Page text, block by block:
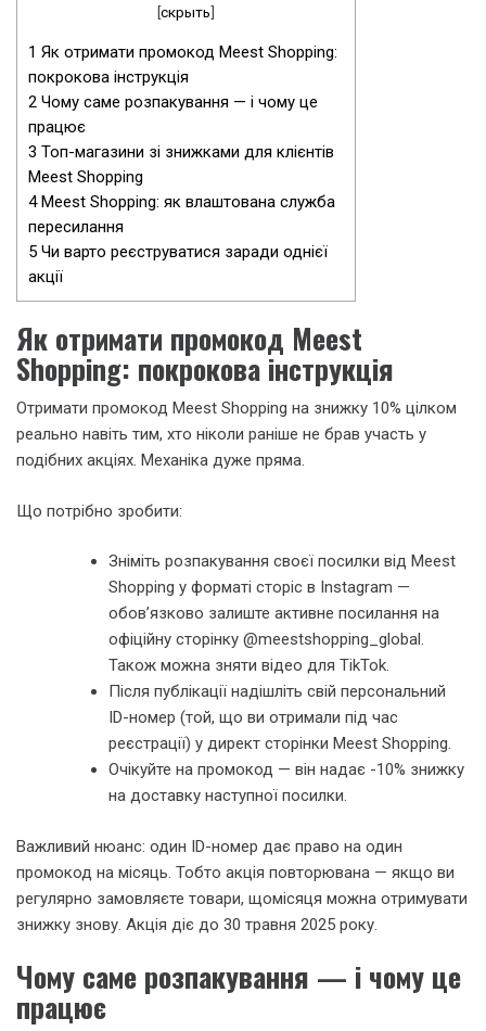
[скрыть]
1 Як отримати промокод Meest Shopping:
покрокова інструкція
2 Чому саме розпакування — і чому це
працює
3 Топ-магазини зі знижками для клієнтів
Meest Shopping
4Meest Shopping: як влаштована служба
пересилання
5 Чи варто реєструватися заради однієї
акції
Як отримати промокод Meest
Shopping: покрокова інструкція
Отримати промокод Meest Shopping на знижку 10% цілком
реально навіть тим, хто ніколи раніше не брав участь у
подібних акціях. Механіка дуже пряма.
Що потрібно зробити:
Зніміть розпакування своєї посилки від Meest
Shopping у форматі сторіс в Instagram —
обов’язково залиште активне посилання на
офіційну сторінку @meestshopping_global.
Також можна зняти відео для TikTok.
Після публікації надішліть свій персональний
ID-номер (той, що ви отримали під час
реєстрації) у директ сторінки Meest Shopping.
Очікуйте на промокод — він надає -10% знижку
на доставку наступної посилки.
Важливий нюанс: один ID-номер дає право на один
промокод на місяць. Тобто акція повторювана — якщо ви
регулярно замовляєте товари, щомісяця можна отримувати
знижку знову. Акція діє до 30 травня 2025 року.
Чому саме розпакування — і чому це
працює